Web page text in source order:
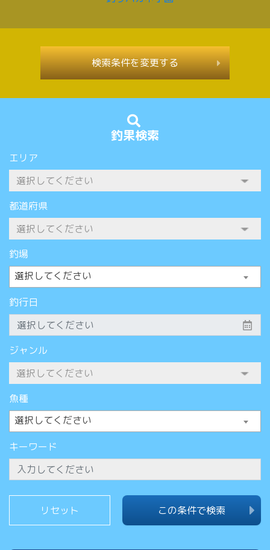
釣果検索
エリア
都道府県
釣場
選択してください
釣行日
ジャンル
魚種
選択してください
キーワード
この条件で検索
検索条件を変更する